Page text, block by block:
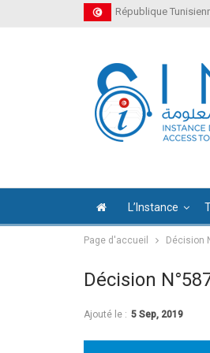
République
L’Instance
Page d'accueil Décision
Décision
Ajouté le : 5 Sep, 2019